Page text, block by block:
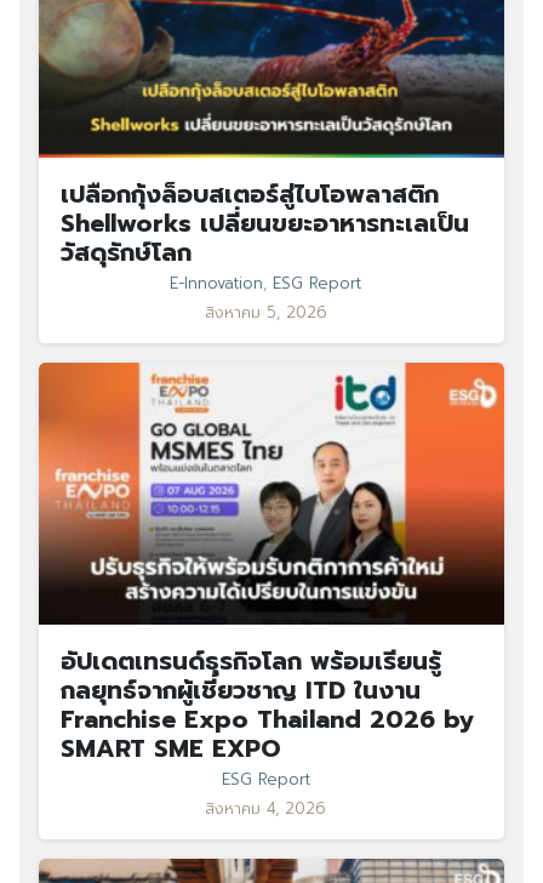
เปลือกกุ้งล็อบสเตอร์สู่ไบโอพลาสติก
Shellworks เปลี่ยนขยะอาหารทะเลเป็น
วัสดุรักษ์โลก
E-Innovation, ESG Report
สิงหาคม 5, 2026
อัปเดตเทรนด์ธุรกิจโลก พร้อมเรียนรู้
กลยุทธ์จากผู้เชี่ยวชาญ ITD ในงาน
Franchise Expo Thailand 2026 by
SMART SME EXPO
ESG Report
สิงหาคม 4, 2026